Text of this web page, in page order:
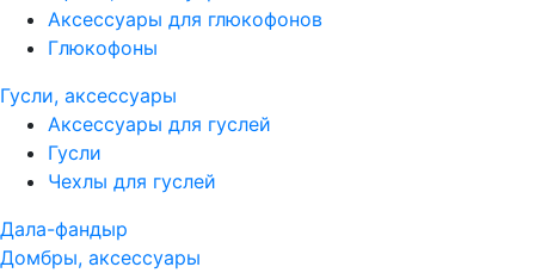
Аксессуары для глюкофонов
Глюкофоны
Гусли, аксессуары
Аксессуары для гуслей
Гусли
Чехлы для гуслей
Дала-фандыр
Домбры, аксессуары